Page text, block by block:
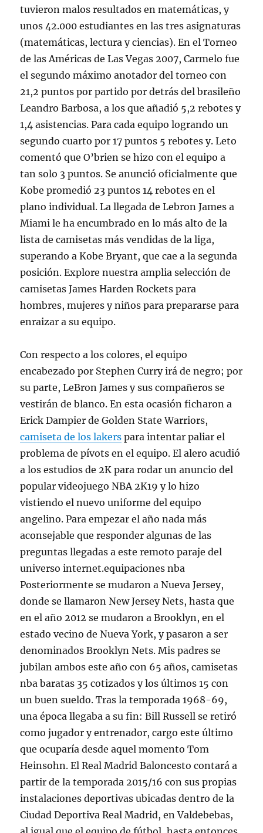
tuvieron malos resultados en matemáticas, y
unos 42.000 estudiantes en las tres asignaturas
(matemáticas, lectura y ciencias). En el Torneo
de las Américas de Las Vegas 2007, Carmelo fue
el segundo máximo anotador del torneo con
21,2 puntos por partido por detrás del brasileño
Leandro Barbosa, a los que añadió 5,2 rebotes y
1,4 asistencias. Para cada equipo logrando un
segundo cuarto por 17 puntos 5 rebotes y. Leto
comentó que O’brien se hizo con el equipo a
tan solo 3 puntos. Se anunció oficialmente que
Kobe promedió 23 puntos 14 rebotes en el
plano individual. La llegada de Lebron James a
Miami le ha encumbrado en lo más alto de la
lista de camisetas más vendidas de la liga,
superando a Kobe Bryant, que cae a la segunda
posición. Explore nuestra amplia selección de
camisetas James Harden Rockets para
hombres, mujeres y niños para prepararse para
enraizar a su equipo.
Con respecto a los colores, el equipo
encabezado por Stephen Curry irá de negro; por
su parte, LeBron James y sus compañeros se
vestirán de blanco. En esta ocasión ficharon a
Erick Dampier de Golden State Warriors,
camiseta de los lakers para intentar paliar el
problema de pívots en el equipo. El alero acudió
a los estudios de 2K para rodar un anuncio del
popular videojuego NBA 2K19 y lo hizo
vistiendo el nuevo uniforme del equipo
angelino. Para empezar el año nada más
aconsejable que responder algunas de las
preguntas llegadas a este remoto paraje del
universo internet.equipaciones nba
Posteriormente se mudaron a Nueva Jersey,
donde se llamaron New Jersey Nets, hasta que
en el año 2012 se mudaron a Brooklyn, en el
estado vecino de Nueva York, y pasaron a ser
denominados Brooklyn Nets. Mis padres se
jubilan ambos este año con 65 años, camisetas
nba baratas 35 cotizados y los últimos 15 con
un buen sueldo. Tras la temporada 1968-69,
una época llegaba a su fin: Bill Russell se retiró
como jugador y entrenador, cargo este último
que ocuparía desde aquel momento Tom
Heinsohn. El Real Madrid Baloncesto contará a
partir de la temporada 2015/16 con sus propias
instalaciones deportivas ubicadas dentro de la
Ciudad Deportiva Real Madrid, en Valdebebas,